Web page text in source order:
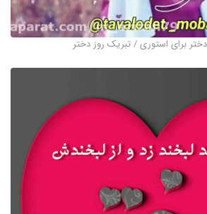
برای استوری / تبریک روز دختر